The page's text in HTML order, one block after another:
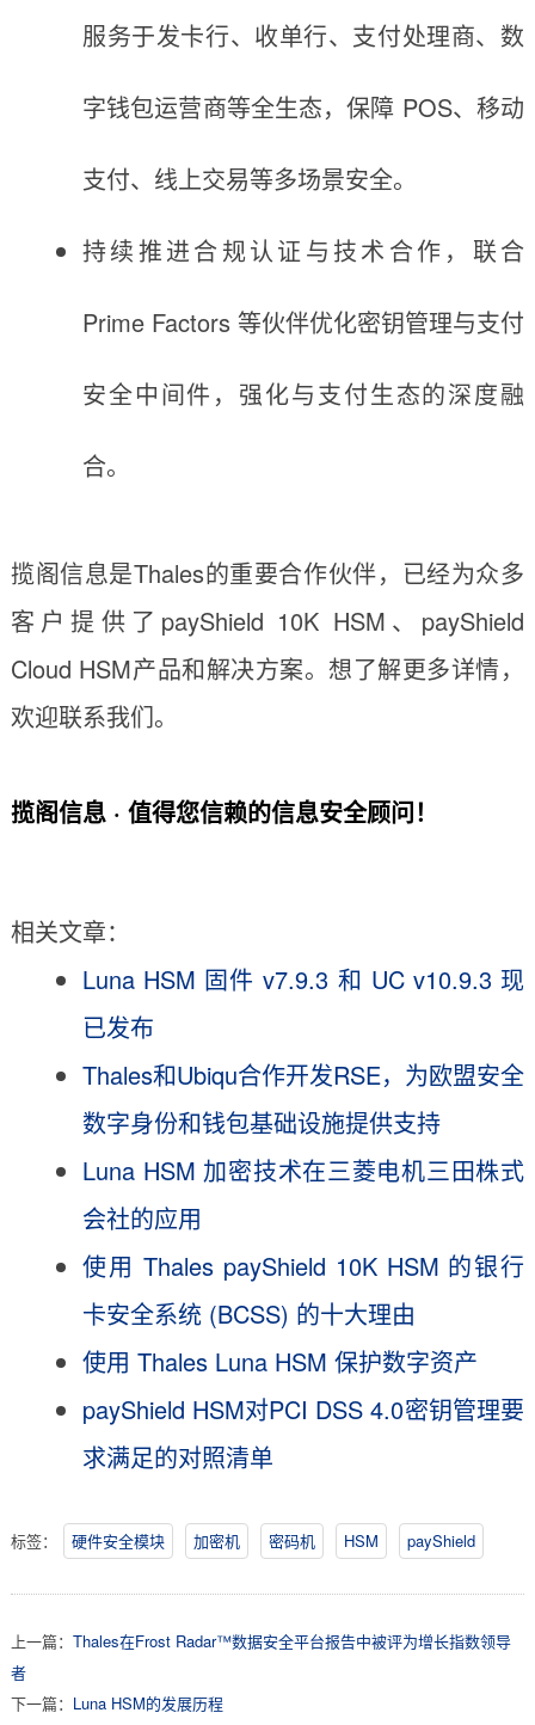
服务于发卡行、收单行、支付处理商、数
字钱包运营商等全生态，保障 POS、移动
支付、线上交易等多场景安全。
持续推进合规认证与技术合作，联合
Prime Factors 等伙伴优化密钥管理与支付
安全中间件，强化与支付生态的深度融
合。
揽阁信息是Thales的重要合作伙伴，已经为众多
客户提供了payShield 10K HSM、payShield
Cloud HSM产品和解决方案。想了解更多详情，
欢迎联系我们。
揽阁信息 · 值得您信赖的信息安全顾问！
相关文章：
Luna HSM 固件 v7.9.3 和 UC v10.9.3 现
已发布
Thales和Ubiqu合作开发RSE，为欧盟安全
数字身份和钱包基础设施提供支持
Luna HSM 加密技术在三菱电机三田株式
会社的应用
使用 Thales payShield 10K HSM 的银行
卡安全系统 (BCSS) 的十大理由
使用 Thales Luna HSM 保护数字资产
payShield HSM对PCI DSS 4.0密钥管理要
求满足的对照清单
标签： 硬件安全模块 加密机 密码机 HSM payShield
上一篇： Thales在Frost Radar™数据安全平台报告中被评为增长指数领导
者
下一篇： Luna HSM的发展历程